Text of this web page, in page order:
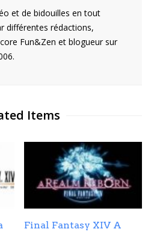
et de bidouilles en tout
différentes rédactions,
Fun&Zen et blogueur sur
Items
Final Fantasy XIV A